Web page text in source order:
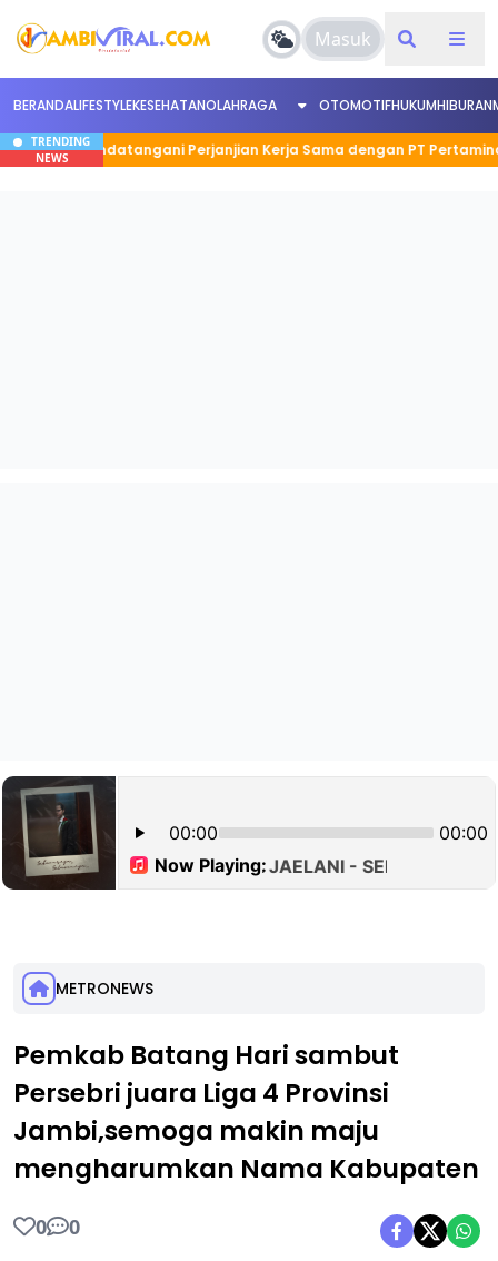
Masuk
BERANDALIFESTYLEKESEHATANOLAHRAGA OTOMOTIFHUKUMHIBURAN
TRENDING
NEWS
Tandatangani Perjanjian Kerja Sama dengan PT Pertamina EP,
METRONEWS
Pemkab Batang Hari sambut
Persebri juara Liga 4 Provinsi
Jambi,semoga makin maju
mengharumkan Nama Kabupaten
0 0